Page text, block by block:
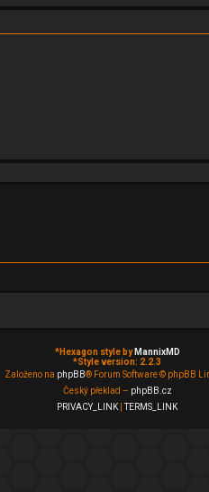
*Hexagon style by MannixMD
*Style version: 2.2.3
Založeno na phpBB® Forum Software © phpBB
Český překlad – phpBB.cz
PRIVACY_LINK |TERMS_LINK